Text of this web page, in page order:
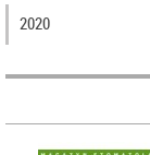
2020